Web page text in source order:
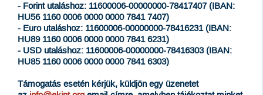
- Forint utaláshoz: 11600006-00000000-78417407 (IBAN:
HU56 1160 0006 0000 0000 7841 7407)
- Euro utaláshoz: 11600006-00000000-78416231 (IBAN:
HU89 1160 0006 0000 0000 7841 6231)
- USD utaláshoz: 11600006-00000000-78416303 (IBAN:
HU85 1160 0006 0000 0000 7841 6303)
Támogatás esetén kérjük, küldjön egy üzenetet